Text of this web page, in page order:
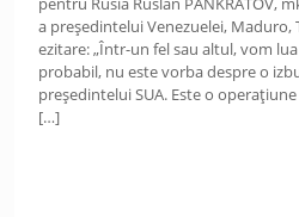
a președintelui Venezuelei, Maduro,
ezitare: „Într-un fel sau altul, vom
probabil, nu este vorba despre o
președintelui SUA. Este o
[…]